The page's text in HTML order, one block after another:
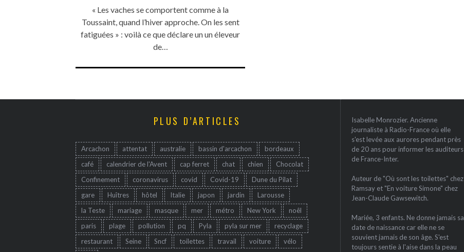
« Les vaches se comportent comme à la
Toussaint, quand l’hiver approche. On les sent
fatiguées » : voilà ce que déclare un un éleveur
de…
PLUS D’ARTICLES
Arcachon attentat australie bassin d'arcachon
bordeaux
café
calendrier de l'Avent cap ferret chat chien
Chocolat
Confinement
coronavirus covid Covid-19
Dune du Pilat
gare
Huîtres hôtel Italie japon jardin
Larousse
la Teste
mariage masque mer métro New York
noêl
paris
plage pollution pq Pyla pyla sur mer
recyclage
restaurant
Seine Sncf toilettes travail voiture
vélo
Isabelle Monrozier. Ancienne
journaliste à Radio-France où elle
s'est levée aux aurores pendant près
de 20 ans pour informer les auditeurs
de France-Inter.
Auteur de "Où sont les toilettes" chez
Ramsay et "En voiture Simone" chez
Jean-Claude Gawsewitch.
Mariée, 3 enfants. Ne donne jamais sa
date de naissance car elle ne se
souvient jamais de son âge. S'est
toujours sentie à l'aise dans la peau